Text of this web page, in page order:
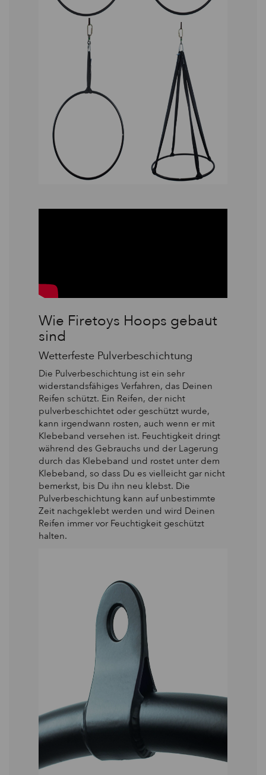
Wie Firetoys Hoops gebaut
sind
Wetterfeste Pulverbeschichtung
Die Pulverbeschichtung ist ein sehr
widerstandsfähiges Verfahren, das Deinen
Reifen schützt. Ein Reifen, der nicht
pulverbeschichtet oder geschützt wurde,
kann irgendwann rosten, auch wenn er mit
Klebeband versehen ist. Feuchtigkeit dringt
während des Gebrauchs und der Lagerung
durch das Klebeband und rostet unter dem
Klebeband, so dass Du es vielleicht gar nicht
bemerkst, bis Du ihn neu klebst. Die
Pulverbeschichtung kann auf unbestimmte
Zeit nachgeklebt werden und wird Deinen
Reifen immer vor Feuchtigkeit geschützt
halten.